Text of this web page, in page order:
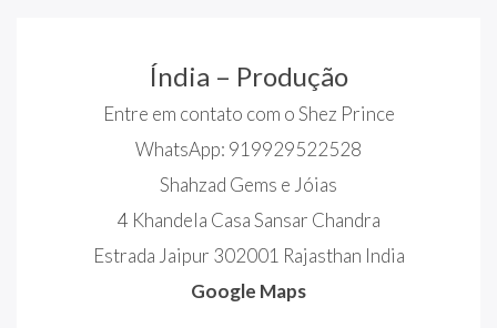
Índia – Produção
Entre em contato com o Shez Prince
WhatsApp: 919929522528
Shahzad Gems e Jóias
4 Khandela Casa Sansar Chandra
Estrada Jaipur 302001 Rajasthan India
Google Maps